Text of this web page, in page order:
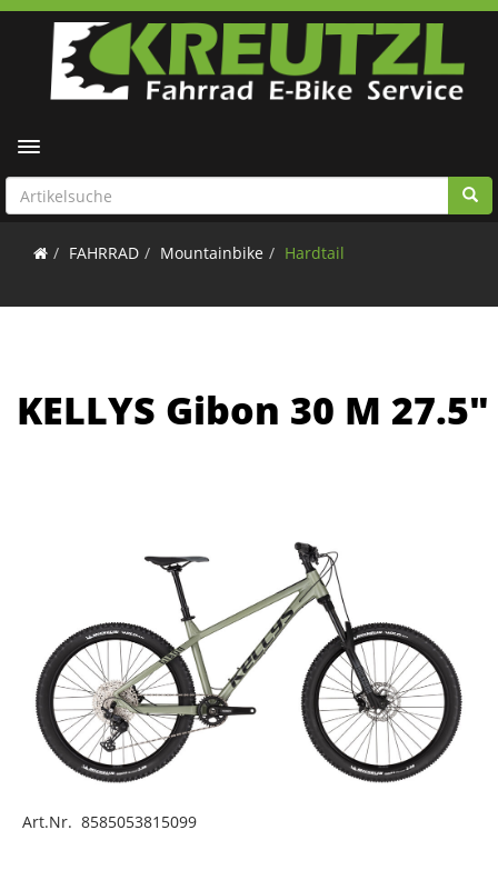
Toggle navigation
FAHRRAD Mountainbike Hardtail
KELLYS Gibon 30 M 27.5"
Art.Nr. 8585053815099